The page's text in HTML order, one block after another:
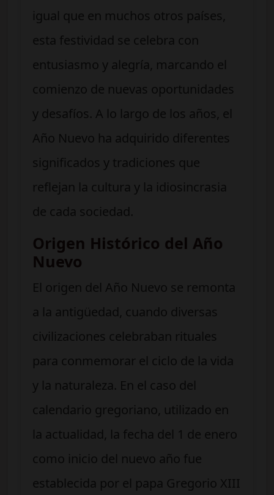
igual que en muchos otros países,
esta festividad se celebra con
entusiasmo y alegría, marcando el
comienzo de nuevas oportunidades
y desafíos. A lo largo de los años, el
Año Nuevo ha adquirido diferentes
significados y tradiciones que
reflejan la cultura y la idiosincrasia
de cada sociedad.
Origen Histórico del Año
Nuevo
El origen del Año Nuevo se remonta
a la antigüedad, cuando diversas
civilizaciones celebraban rituales
para conmemorar el ciclo de la vida
y la naturaleza. En el caso del
calendario gregoriano, utilizado en
la actualidad, la fecha del 1 de enero
como inicio del nuevo año fue
establecida por el papa Gregorio XIII